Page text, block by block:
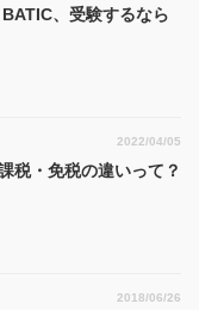
、受験するなら
税・免税の違いって？
2022/04/05
2018/06/26